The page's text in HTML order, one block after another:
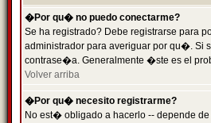
�Por qu� no puedo conectarme?
Se ha registrado? Debe registrarse para
administrador para averiguar por qu�. Si
contrase�a. Generalmente �ste es el
Volver arriba
�Por qu� necesito registrarme?
No est� obligado a hacerlo -- depende